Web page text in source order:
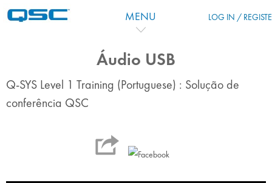
MENU LOG IN /
Áudio USB
Q-SYS Level 1 Training (Portuguese) : Solução de
conferência QSC